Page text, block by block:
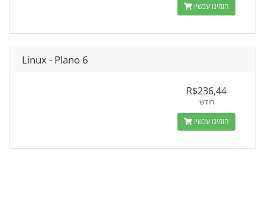
הזמינו עכשיו
Linux - Plano 6
R$236,44
חודשי
הזמינו עכשיו